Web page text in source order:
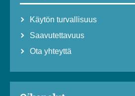
Käytön turvallisuus
Saavutettavuus
Ota yhteyttä